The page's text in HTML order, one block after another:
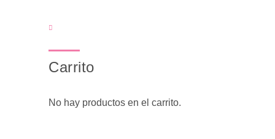
Carrito
No hay productos en el carrito.